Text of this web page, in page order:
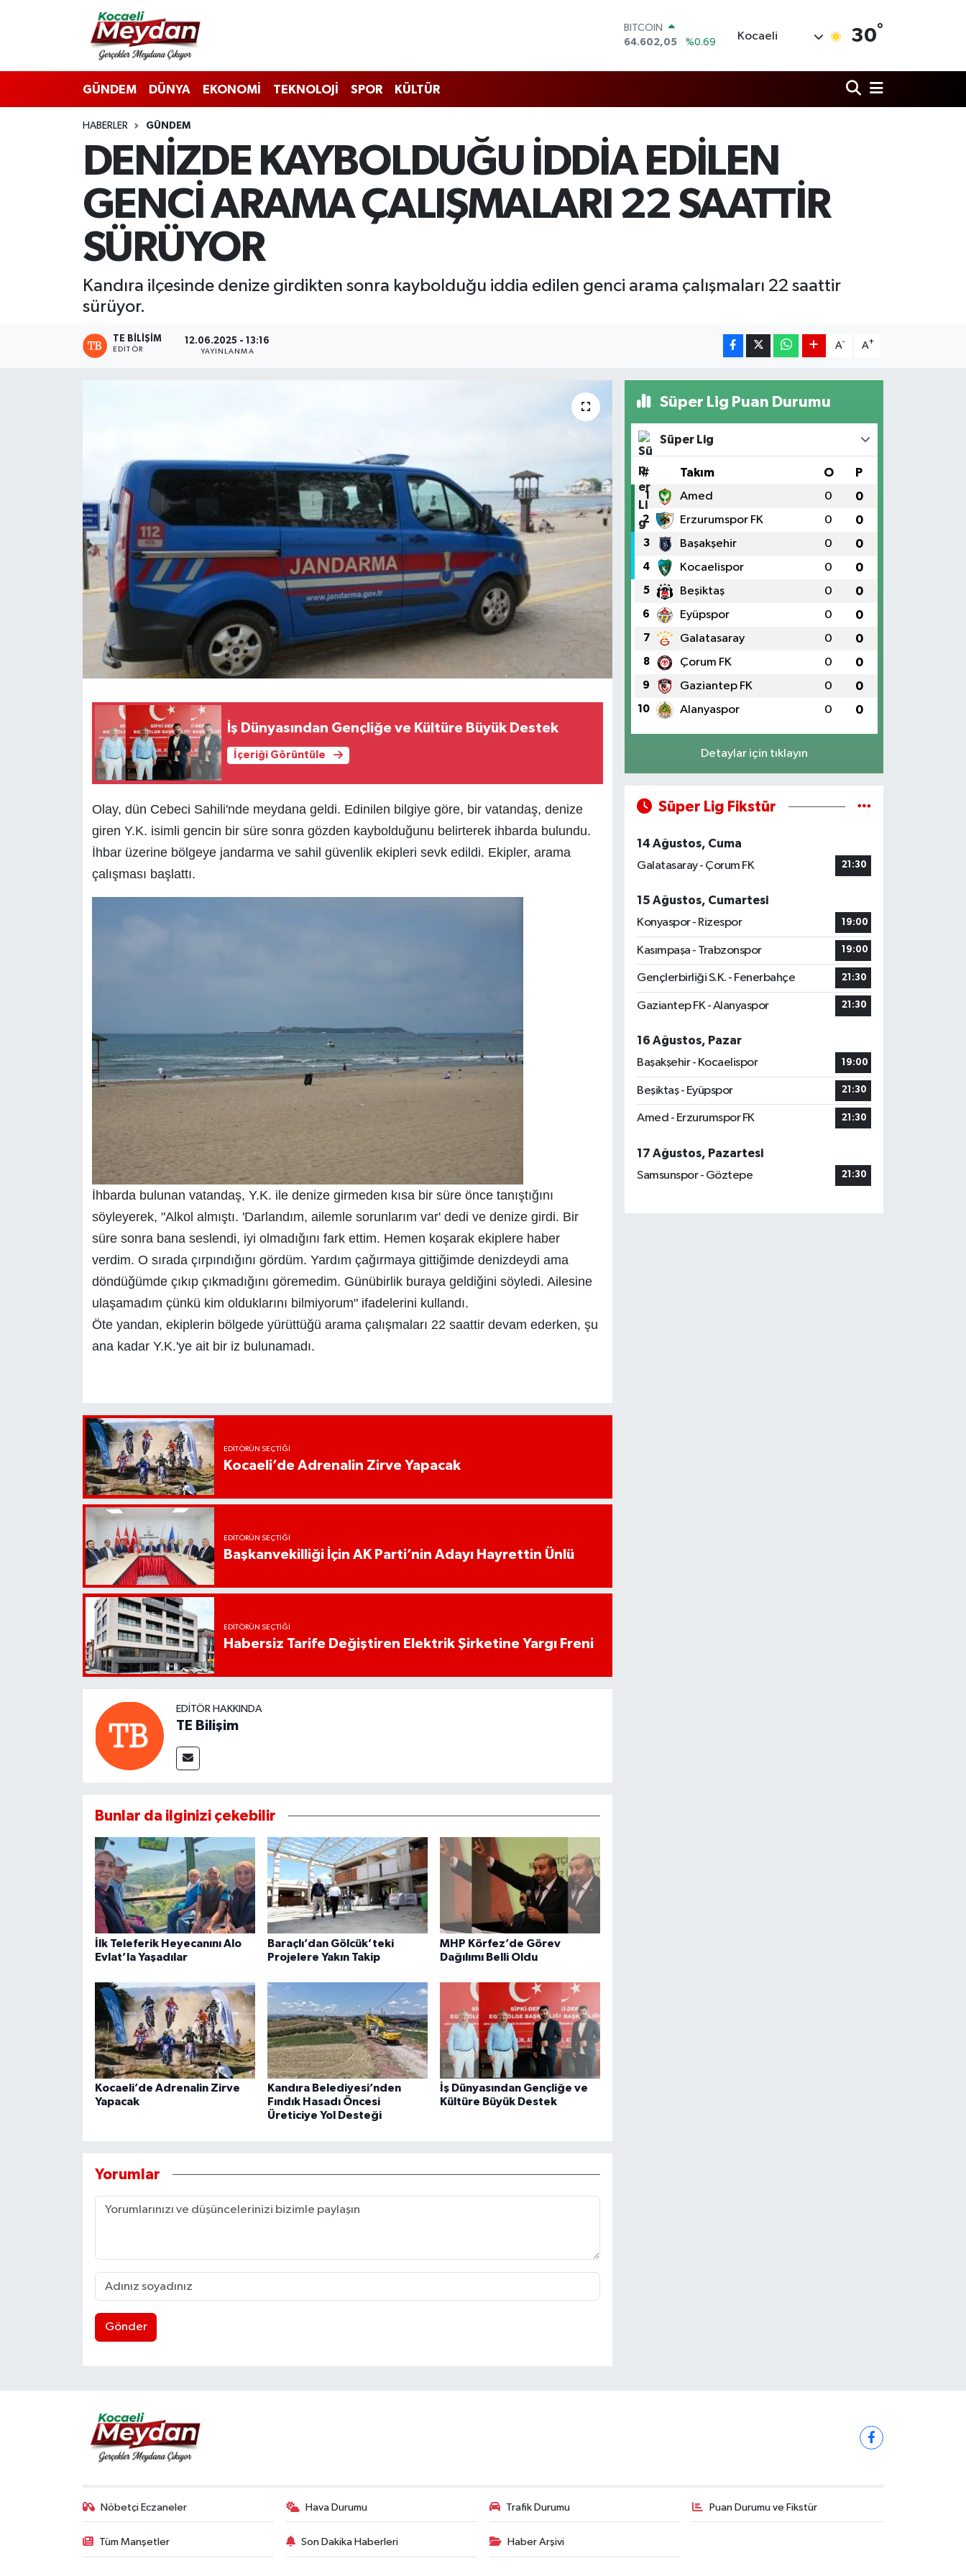
64.602,05
DOLAR
EURO
6518.23
%0.39
BİST100
13.768
%48
Kocaeli 30°
GÜNDEM DÜNYA EKONOMİ TEKNOLOJİ SPOR KÜLTÜR
HABERLER GÜNDEM
DENİZDE KAYBOLDUĞU İDDİA EDİLEN
GENCİ ARAMA ÇALIŞMALARI 22 SAATTİR
SÜRÜYOR
Kandıra ilçesinde denize girdikten sonra kaybolduğu iddia edilen genci arama çalışmaları 22 saattir
sürüyor.
TE BILIŞIM
EDITÖR
12.06.2025 - 13:16
YAYINLANMA
A- A+
İş Dünyasından Gençliğe ve Kültüre Büyük Destek
İçeriği Görüntüle
Olay, dün Cebeci Sahili'nde meydana geldi. Edinilen bilgiye göre, bir vatandaş, denize
giren Y.K. isimli gencin bir süre sonra gözden kaybolduğunu belirterek ihbarda bulundu.
İhbar üzerine bölgeye jandarma ve sahil güvenlik ekipleri sevk edildi. Ekipler, arama
çalışması başlattı.
İhbarda bulunan vatandaş, Y.K. ile denize girmeden kısa bir süre önce tanıştığını
söyleyerek, "Alkol almıştı. 'Darlandım, ailemle sorunlarım var' dedi ve denize girdi. Bir
süre sonra bana seslendi, iyi olmadığını fark ettim. Hemen koşarak ekiplere haber
verdim. O sırada çırpındığını gördüm. Yardım çağırmaya gittiğimde denizdeydi ama
döndüğümde çıkıp çıkmadığını göremedim. Günübirlik buraya geldiğini söyledi. Ailesine
ulaşamadım çünkü kim olduklarını bilmiyorum" ifadelerini kullandı.
Öte yandan, ekiplerin bölgede yürüttüğü arama çalışmaları 22 saattir devam ederken, şu
ana kadar Y.K.'ye ait bir iz bulunamadı.
EDITÖRÜN SEÇTIĞI
Kocaeli’de Adrenalin Zirve Yapacak
EDITÖRÜN SEÇTIĞI
Başkanvekilliği İçin AK Parti’nin Adayı Hayrettin Ünlü
EDITÖRÜN SEÇTIĞI
Habersiz Tarife Değiştiren Elektrik Şirketine Yargı Freni
EDITÖR HAKKINDA
TE Bilişim
Bunlar da ilginizi çekebilir
İlk Teleferik Heyecanını Alo
Evlat’la Yaşadılar
Baraçlı’dan Gölcük’teki
Projelere Yakın Takip
MHP Körfez’de Görev
Dağılımı Belli Oldu
Kocaeli’de Adrenalin Zirve
Yapacak
Kandıra Belediyesi’nden
Fındık Hasadı Öncesi
Üreticiye Yol Desteği
İş Dünyasından Gençliğe ve
Kültüre Büyük Destek
Yorumlar
Gönder
Süper Lig Puan Durumu
Süper Lig
# Takım O P
1 Amed 0 0
2 Erzurumspor FK 0 0
3 Başakşehir 0 0
4 Kocaelispor 0 0
5 Beşiktaş 0 0
6 Eyüpspor 0 0
7 Galatasaray 0 0
8 Çorum FK 0 0
9 Gaziantep FK 0 0
10 Alanyaspor 0 0
Detaylar için tıklayın
Süper Lig Fikstür
14 Ağustos, Cuma
Galatasaray - Çorum FK
21:30
15 Ağustos, Cumartesi
Konyaspor - Rizespor
19:00
Kasımpaşa - Trabzonspor 19:00
Gençlerbirliği S.K. - Fenerbahçe 21:30
Gaziantep FK - Alanyaspor 21:30
16 Ağustos, Pazar
Başakşehir - Kocaelispor
19:00
Beşiktaş - Eyüpspor 21:30
Amed - Erzurumspor FK 21:30
17 Ağustos, Pazartesi
Samsunspor - Göztepe
21:30
Nöbetçi Eczaneler Hava Durumu Trafik Durumu Puan Durumu ve Fikstür
Tüm Manşetler Son Dakika Haberleri Haber Arşivi
Nöbetçi Eczaneler
Hava Durumu
Trafik Durumu
Süper Lig Puan Durumu ve Fikstür
Tüm Manşetler
Son Dakika Haberleri